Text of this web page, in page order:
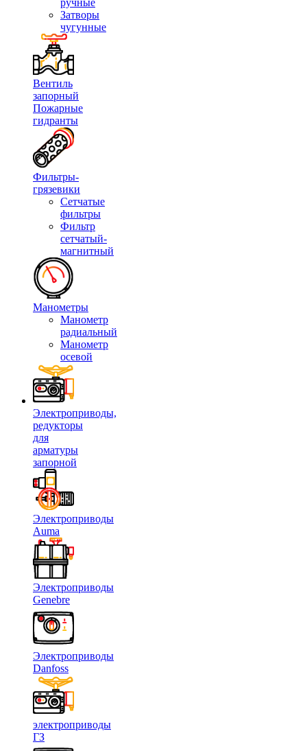
ручные
Затворы
чугунные
Вентиль
запорный
Пожарные
гидранты
Фильтры-
грязевики
Сетчатые
фильтры
Фильтр
сетчатый-
магнитный
Манометры
Манометр
радиальный
Манометр
осевой
Электроприводы,
редукторы
для
арматуры
запорной
Электроприводы
Auma
Электроприводы
Genebre
Электроприводы
Danfoss
электроприводы
ГЗ